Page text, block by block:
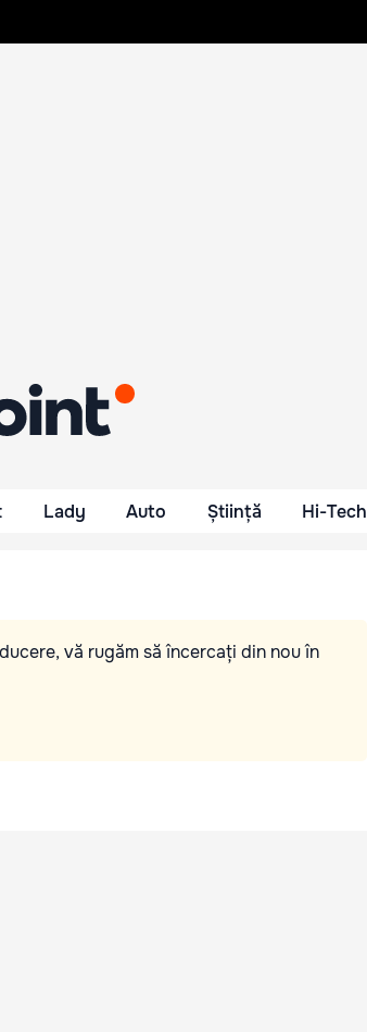
Lady Auto Știință Hi-Tech
vă rugăm să încercați din nou în